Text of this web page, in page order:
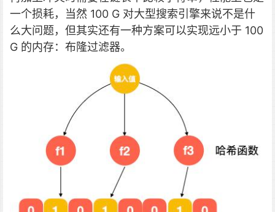
一个损耗，当然 100 G 对大型搜索引擎来说不是什
么大问题，但其实还有一种方案可以实现远小于 100
G 的内存：布隆过滤器。